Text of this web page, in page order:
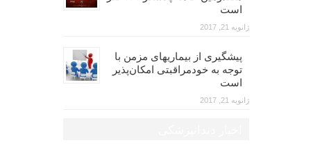
است
ژانویه 21, 2017
پیشگیری از بیماریهای مزمن با
توجه به خودمراقبتی امکان‌پذیر
است
ژانویه 21, 2017